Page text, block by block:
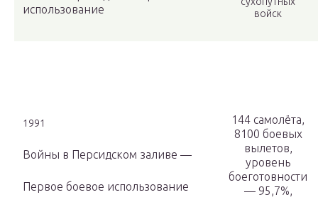
использование
войск
1991
Войны в Персидском заливе —
Первое боевое использование
144 самолёта,
8100 боевых
вылетов,
уровень
боеготовности
— 95,7%,